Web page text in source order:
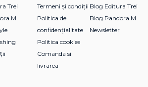
Trei
M
Termeni și condiții
Politica de
confidențialitate
Politica cookies
Comanda si
livrarea
Blog Editura Trei
Blog Pandora M
Newsletter